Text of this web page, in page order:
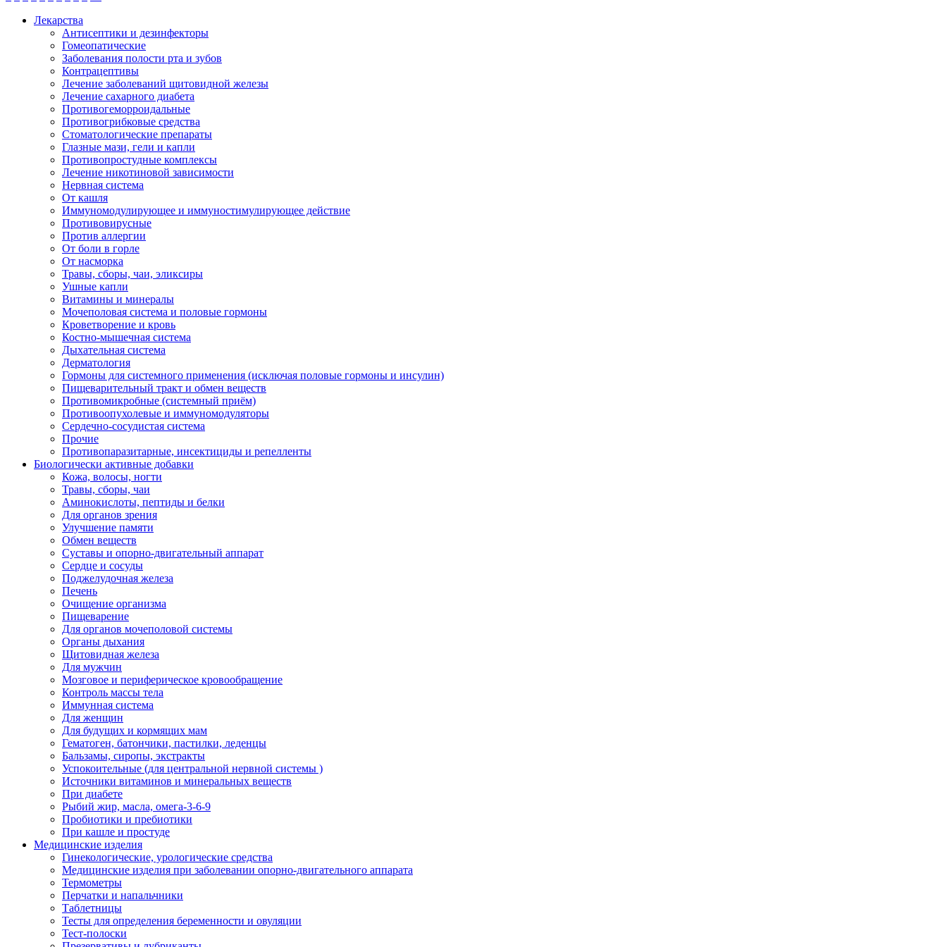
Лекарства
Антисептики и дезинфекторы
Гомеопатические
Заболевания полости рта и зубов
Контрацептивы
Лечение заболеваний щитовидной железы
Лечение сахарного диабета
Противогеморроидальные
Противогрибковые средства
Стоматологические препараты
Глазные мази, гели и капли
Противопростудные комплексы
Лечение никотиновой зависимости
Нервная система
От кашля
Иммуномодулирующее и иммуностимулирующее действие
Противовирусные
Против аллергии
От боли в горле
От насморка
Травы, сборы, чаи, эликсиры
Ушные капли
Витамины и минералы
Мочеполовая система и половые гормоны
Кроветворение и кровь
Костно-мышечная система
Дыхательная система
Дерматология
Гормоны для системного применения (исключая половые гормоны и инсулин)
Пищеварительный тракт и обмен веществ
Противомикробные (системный приём)
Противоопухолевые и иммуномодуляторы
Сердечно-сосудистая система
Прочие
Противопаразитарные, инсектициды и репелленты
Биологически активные добавки
Кожа, волосы, ногти
Травы, сборы, чаи
Аминокислоты, пептиды и белки
Для органов зрения
Улучшение памяти
Обмен веществ
Суставы и опорно-двигательный аппарат
Сердце и сосуды
Поджелудочная железа
Печень
Очищение организма
Пищеварение
Для органов мочеполовой системы
Органы дыхания
Щитовидная железа
Для мужчин
Мозговое и периферическое кровообращение
Контроль массы тела
Иммунная система
Для женщин
Для будущих и кормящих мам
Гематоген, батончики, пастилки, леденцы
Бальзамы, сиропы, экстракты
Успокоительные (для центральной нервной системы )
Источники витаминов и минеральных веществ
При диабете
Рыбий жир, масла, омега-3-6-9
Пробиотики и пребиотики
При кашле и простуде
Медицинские изделия
Гинекологические, урологические средства
Медицинские изделия при заболевании опорно-двигательного аппарата
Термометры
Перчатки и напальчники
Таблетницы
Тесты для определения беременности и овуляции
Тест-полоски